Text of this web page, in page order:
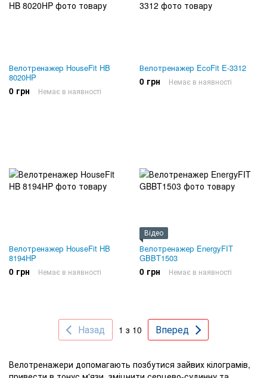
Велотренажер HouseFit HB
8020HP
0 грн Немає в наявності
Велотренажер EcoFit E-3312
0 грн Немає в наявності
Велотренажер HouseFit HB
8194HP
0 грн Немає в наявності
Відео
Велотренажер EnergyFIT
GBBT1503
0 грн Немає в наявності
Назад 1 з 10 Вперед
Велотренажери допомагають позбутися зайвих кілограмів,